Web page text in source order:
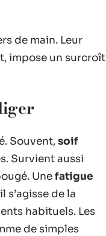
de main. Leur
impose un surcroît
Souvent,soif
Survient aussi
Unefatigue
s’agisse de la
habituels. Les
de simples